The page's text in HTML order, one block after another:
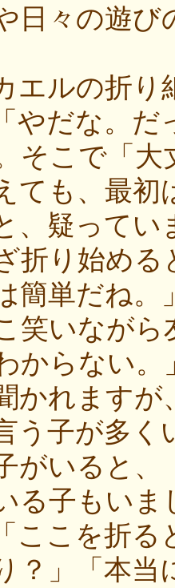
日々の遊
エルの折
やだな。
そこで「
ても、最
、疑ってい
折り始め
簡単だね
笑いなが
からない
かれます
う子が多
がいると
る子もいま
ここを折る
？」「本